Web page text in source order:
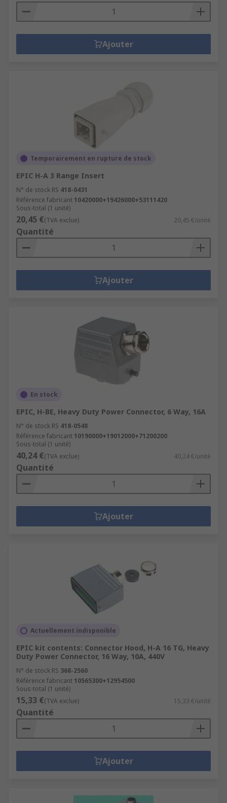
Ajouter
Temporairement en rupture de stock
EPIC H-A 3 Range Insert
N° de stock RS 418-0431
Référence fabricant 10420000+19426000+53111420
Sous-total (1 unité)
20,45 €(TVA exclue) 20,45 €/unité
Quantité
Ajouter
En stock
EPIC, H-BE, Heavy Duty Power Connector, 6 Way, 16A
N° de stock RS 418-0548
Référence fabricant 10190000+19012000+71200200
Sous-total (1 unité)
40,24 €(TVA exclue) 40,24 €/unité
Quantité
Ajouter
Actuellement indisponible
EPIC kit contents: Connector Hood, H-A 16 TG, Heavy
Duty Power Connector, 16 Way, 10A, 440V
N° de stock RS 368-2560
Référence fabricant 10565300+12954500
Sous-total (1 unité)
15,33 €(TVA exclue) 15,33 €/unité
Quantité
Ajouter